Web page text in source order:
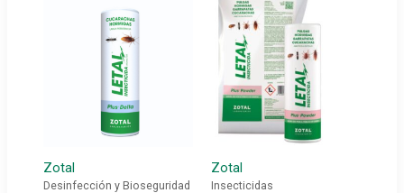
Zotal
Desinfección y Bioseguridad
Zotal
Insecticidas